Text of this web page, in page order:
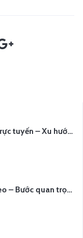
Quay & dựng bài giảng trực tuyến – Xu hướng đào tạo thời đại số
Dịch vụ viết kịch bản video – Bước quan trọng quyết định thành công nội dung